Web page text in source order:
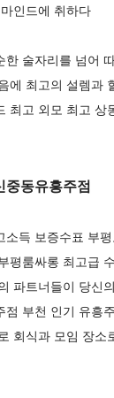
인드에 취하다
한 술자리를 넘어
에 최고의 설렘과
최고 외모 최고 상
중동유흥주점
소득 보증수표 부
평룸싸롱 최고급
파트너들이 당신
점 부천 인기 유흥
회식과 모임 장소